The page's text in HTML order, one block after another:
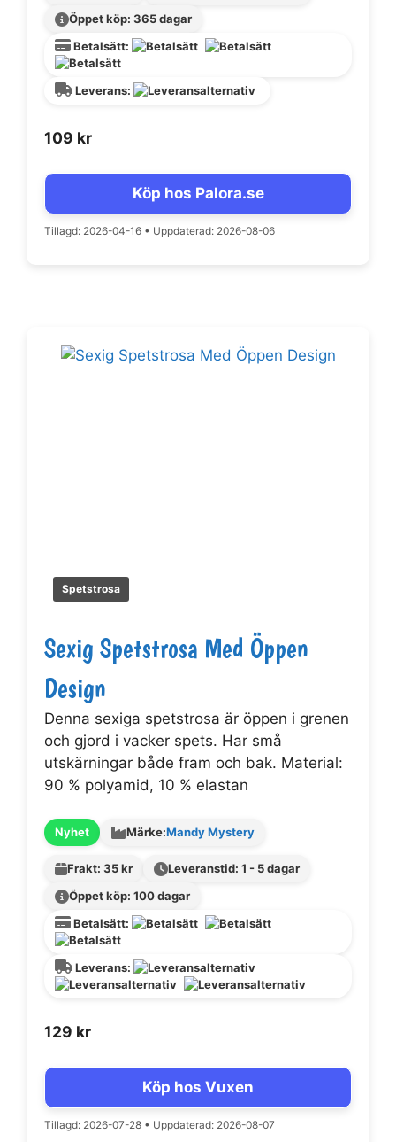
Öppet köp: 365 dagar
Betalsätt:
Leverans:
109 kr
Köp hos Palora.se
Tillagd: 2026-04-16 • Uppdaterad: 2026-08-06
Spetstrosa
Sexig Spetstrosa Med Öppen
Design
Denna sexiga spetstrosa är öppen i grenen
och gjord i vacker spets. Har små
utskärningar både fram och bak. Material:
90 % polyamid, 10 % elastan
Nyhet Märke:Mandy Mystery
Frakt: 35 kr
Leveranstid: 1 - 5 dagar
Öppet köp: 100 dagar
Betalsätt:
Leverans:
129 kr
Köp hos Vuxen
Tillagd: 2026-07-28 • Uppdaterad: 2026-08-07